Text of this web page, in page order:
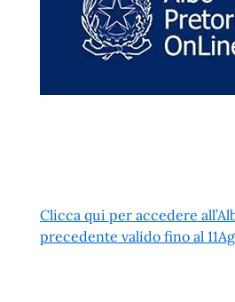
Clicca qui per accedere
precedente valido fino al